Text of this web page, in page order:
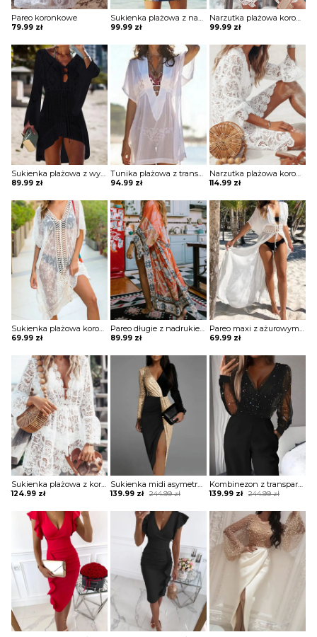
Pareo koronkowe
79.99 zł 99.99 zł
Narzutka plażowa koronkowa z rozszerzanymi rękawami
99.99 zł
89.99 zł
Tunika plażowa z transoarentnego materiału
94.99 zł
Narzutka plażowa koronkowa
114.99 zł
Sukienka plażowa koronkowa z ażurowymi wstawkami
69.99 zł
Pareo długie z nadrukiem
89.99 zł
Pareo maxi z ażurowymi wstawkami
69.99 zł
Sukienka plażowa z koronki
124.99 zł
Sukienka midi asymetryczna dwukolorowa
244.99zł
Original
was:
244.99 zł.
139.99 zł
Current
is:
139.99 zł.
Kombinezon z transparentną górą z brokatem
244.99zł
Original
was:
244.99 zł.
139.99 zł
Current
is:
139.99 zł.